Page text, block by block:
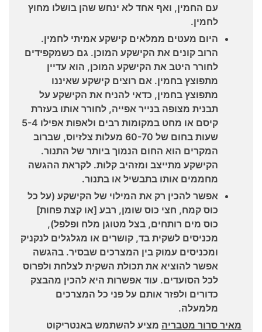
עם החמין, ואף אחד לא ינחש שהן בושלו מחוץ
לחמין.
היום מעטים ממלאים קישקע אמיתי לחמין.
הרוב קונים את הקישקע המוכן. גם כשמקפידים
לחורר היטב את הקישקע המוכן, הוא עדיין
מתפוצץ בחמין. אם רוצים קישקע שאיננו
מתפוצץ בחמין, כדאי להניח את הקישקע על
תבנית מצופה בנייר אפייה, לחורר אותו בעזרת
קיסם או מחט במקומות רבים ולאפות אפילו 5-4
שעות בחום של 60-70 מעלות צלזיוס, שברוב
המקרים הוא החום הנמוך ביותר של התנור.
הקישקע מתייצב ומזהיב קלות. לקראת ההגשה
מחממים אותו בתבשיל או בתנור.
אפשר להכין רק את המילוי של הקישקע (על כל
כוס קמח, חצי כוס שומן, רבע [או קצת פחות]
כוס מים רותחים, בצל מטוגן מלח ופלפל),
מכניסים לשקית בד, קושרים או מגלגלים לנקניק
ומכניסים עמוק בין המצרכים שבסיר. בהגשה
אפשר להוציא את תכולת השקית לצלחת ולפרוס
לכל הסועדים. עוד אפשרות היא להכין מהבצק
כדורים ולפזר אותם על פני כל המצרכים
מלמעלה.
מאיר סרור מטבריה מציע להשתמש באנטריקוט